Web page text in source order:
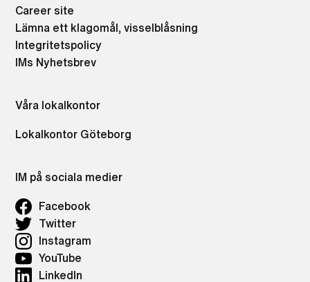
Career site
Lämna ett klagomål, visselblåsning
Integritetspolicy
IMs Nyhetsbrev
Våra lokalkontor
Lokalkontor Göteborg
IM på sociala medier
Facebook
Twitter
Instagram
YouTube
LinkedIn